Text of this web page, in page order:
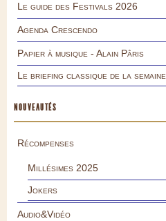
Le guide des Festivals 2026
Agenda Crescendo
Papier à musique - Alain Pâris
Le briefing classique de la semaine
NOUVEAUTÉS
Récompenses
Millésimes 2025
Jokers
Audio&Vidéo